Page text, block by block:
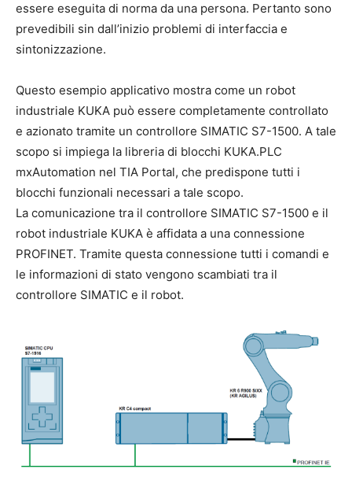
essere eseguita di norma da una persona. Pertanto sono
prevedibili sin dall’inizio problemi di interfaccia e
sintonizzazione.
Questo esempio applicativo mostra come un robot
industriale KUKA può essere completamente controllato
e azionato tramite un controllore SIMATIC S7-1500. A tale
scopo si impiega la libreria di blocchi KUKA.PLC
mxAutomation nel TIA Portal, che predispone tutti i
blocchi funzionali necessari a tale scopo.
La comunicazione tra il controllore SIMATIC S7-1500 e il
robot industriale KUKA è affidata a una connessione
PROFINET. Tramite questa connessione tutti i comandi e
le informazioni di stato vengono scambiati tra il
controllore SIMATIC e il robot.